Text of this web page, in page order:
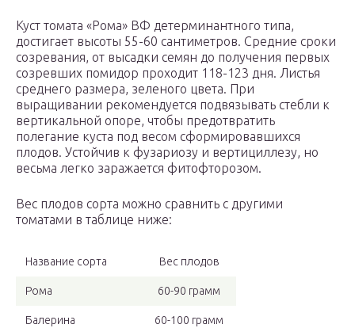
Куст томата «Рома» ВФ детерминантного типа,
достигает высоты 55-60 сантиметров. Средние сроки
созревания, от высадки семян до получения первых
созревших помидор проходит 118-123 дня. Листья
среднего размера, зеленого цвета. При
выращивании рекомендуется подвязывать стебли к
вертикальной опоре, чтобы предотвратить
полегание куста под весом сформировавшихся
плодов. Устойчив к фузариозу и вертициллезу, но
весьма легко заражается фитофторозом.
Вес плодов сорта можно сравнить с другими
томатами в таблице ниже:
Название сорта Вес плодов
Рома 60-90 грамм
Балерина 60-100 грамм